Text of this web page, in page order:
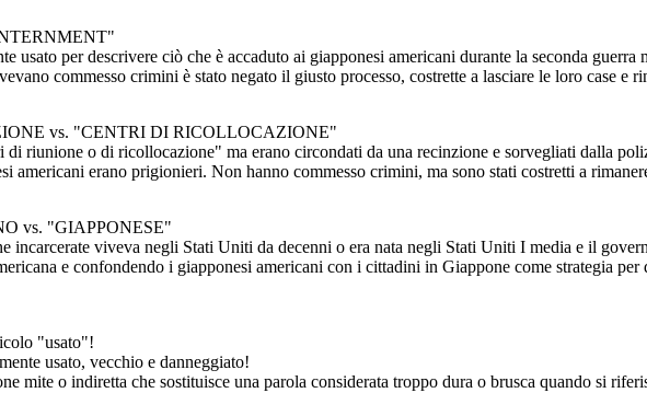
RICOLLOCAZIONE"
INCARCERAZIONE GIAPPONESE AMERICANA NELLA
SECONDA GUERRA MONDIALE
usato per descrivere ciò che è accaduto ai giapponesi americani durante la seconda
commesso crimini è stato negato il giusto processo, costrette a lasciare le loro case e
vs. "CENTRI DI RICOLLOCAZIONE"
di riunione o di ricollocazione" ma erano circondati da una recinzione e sorvegliati dalla
americani erano prigionieri. Non hanno commesso crimini, ma sono stati costretti a
vs. "GIAPPONESE"
incarcerate viveva negli Stati Uniti da decenni o era nata negli Stati Uniti I media e il
e confondendo i giapponesi americani con i cittadini in Giappone come strategia
"usato"!
usato, vecchio e danneggiato!
mite o indiretta che sostituisce una parola considerata troppo dura o brusca quando si